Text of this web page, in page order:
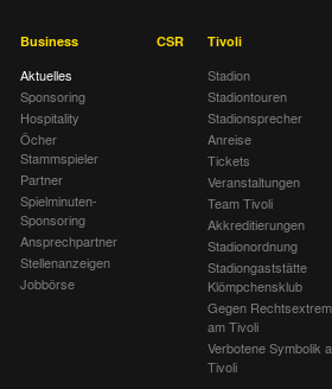
Business
Aktuelles
Sponsoring
Hospitality
Öcher
Stammspieler
Partner
Spielminuten-
Sponsoring
Ansprechpartner
Stellenanzeigen
Jobbörse
CSR
Tivoli
Stadion
Stadiontouren
Stadionsprecher
Anreise
Tickets
Veranstaltungen
Team Tivoli
Akkreditierungen
Stadionordnung
Stadiongaststätte
Klömpchensklub
Gegen
am Tivoli
Verbotene Symbolik
Tivoli